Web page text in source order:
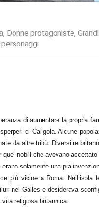
, Donne protagoniste,
personaggi
di aumentare la propria
di Caligola. Alcune
da altre tribù. Diversi re
nobili che avevano
solamente una pia
più vicine a Roma. Nell’isola
nel Galles e desiderava
religiosa britannica.